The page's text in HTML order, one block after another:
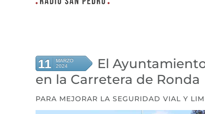
11
MARZO
2024
El
en la Carretera de Ronda
PARA MEJORAR LA SEGURIDAD VIAL Y